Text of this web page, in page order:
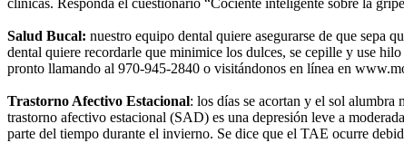
Salud Bucal: nuestro equipo dental quiere asegurarse de que sepa
dental quiere recordarle que minimice los dulces, se cepille y use
pronto llamando al 970-945-2840 o visitándonos en línea en
Trastorno Afectivo Estacional: los días se acortan y el sol alumbra
trastorno afectivo estacional (SAD) es una depresión leve a
parte del tiempo durante el invierno. Se dice que el TAE ocurre